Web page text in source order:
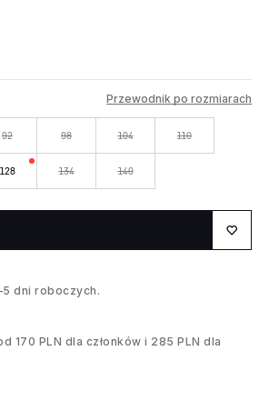
Przewodnik po rozmiarach
92 98 104 110
128 134 140
dni roboczych.
170 PLN dla członków i 285 PLN dla